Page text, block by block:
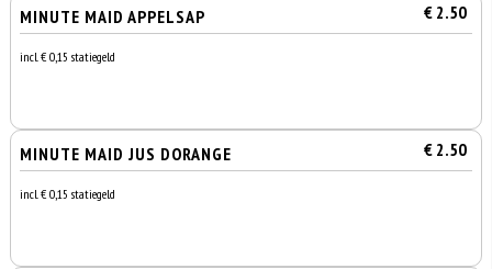
MINUTE MAID APPELSAP € 2.50
incl. € 0,15 statiegeld
MINUTE MAID JUS DORANGE € 2.50
incl. € 0,15 statiegeld